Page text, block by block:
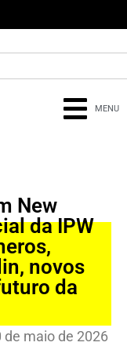
MENU
New
da IPW
novos
da
de maio de 2026